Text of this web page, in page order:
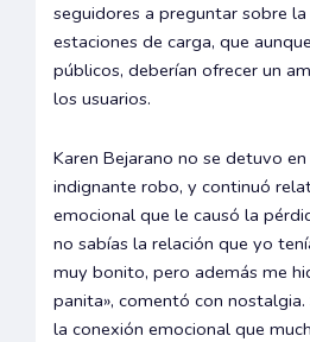
seguidores a preguntar sobre
estaciones de carga, que
públicos, deberían ofrecer un
los usuarios.
Karen Bejarano no se detuvo
indignante robo, y continuó
emocional que le causó la
no sabías la relación que yo
muy bonito, pero además me
panita», comentó con
la conexión emocional que